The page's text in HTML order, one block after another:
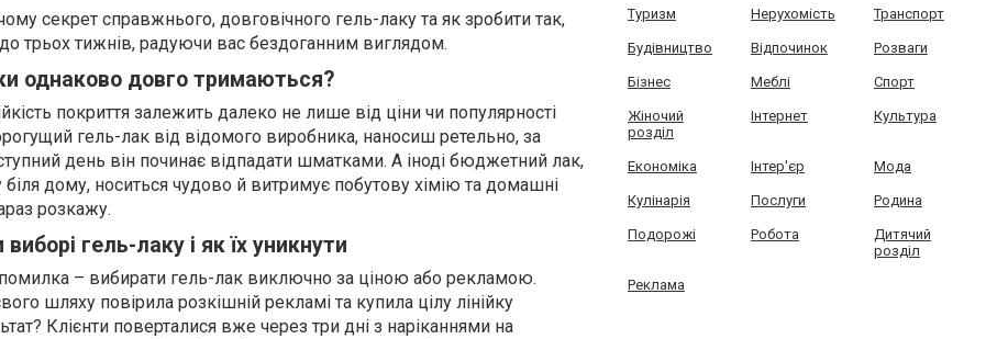
секрет справжнього, довговічного гель-лаку та як зробити так,
трьох тижнів, радуючи вас бездоганним виглядом.
однаково довго тримаються?
покриття залежить далеко не лише від ціни чи популярності
гель-лак від відомого виробника, наносиш ретельно, за
день він починає відпадати шматками. А іноді бюджетний лак,
дому, носиться чудово й витримує побутову хімію та домашні
розкажу.
гель-лаку і як їх уникнути
– вибирати гель-лак виключно за ціною або рекламою.
шляху повірила розкішній рекламі та купила цілу лінійку
Клієнти поверталися вже через три дні з наріканнями на
Туризм Нерухомість Транспорт
Будівництво Відпочинок Розваги
Бізнес Меблі Спорт
Жіночий
розділ
Інтернет Культура
Економіка Інтер'єр Мода
Кулінарія Послуги Родина
Подорожі Робота
Дитячий
розділ
Реклама